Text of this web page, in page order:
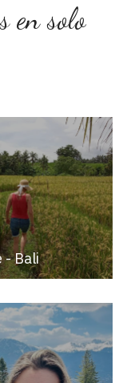
en solo
- Bali